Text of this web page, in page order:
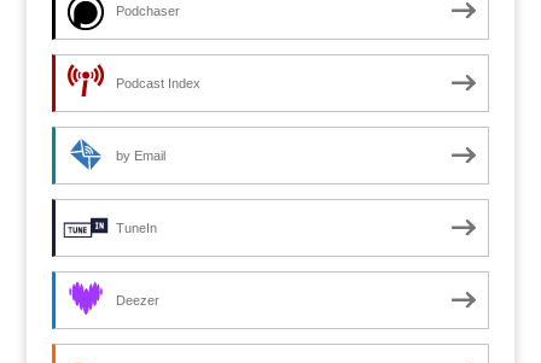
Podchaser
Podcast Index
by Email
TuneIn
Deezer